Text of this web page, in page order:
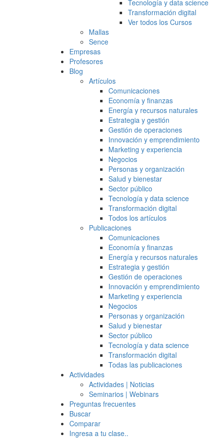
Tecnología y data science
Transformación digital
Ver todos los Cursos
Mallas
Sence
Empresas
Profesores
Blog
Artículos
Comunicaciones
Economía y finanzas
Energía y recursos naturales
Estrategia y gestión
Gestión de operaciones
Innovación y emprendimiento
Marketing y experiencia
Negocios
Personas y organización
Salud y bienestar
Sector público
Tecnología y data science
Transformación digital
Todos los artículos
Publicaciones
Comunicaciones
Economía y finanzas
Energía y recursos naturales
Estrategia y gestión
Gestión de operaciones
Innovación y emprendimiento
Marketing y experiencia
Negocios
Personas y organización
Salud y bienestar
Sector público
Tecnología y data science
Transformación digital
Todas las publicaciones
Actividades
Actividades | Noticias
Seminarios | Webinars
Preguntas frecuentes
Buscar
Comparar
Ingresa a tu clase..